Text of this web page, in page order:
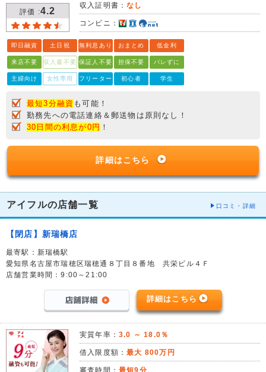
評価 :4.2
収入証明書：なし
コンビニ：
即日融資 土日祝 無利息あり おまとめ 低金利
来店不要 収入書不要 保証人不要 担保不要 バレずに
主婦向け 女性専用 フリーター 初心者 学生
最短3分融資 も可能！
勤務先への電話連絡＆郵送物は原則なし！
30日間の利息が0円 ！
詳細はこちら
アイフルの店舗一覧 口コミ・詳細
【閉店】新瑞橋店
最寄駅：新瑞橋駅
愛知県名古屋市瑞穂区瑞穂通８丁目８番地 共栄ビル４Ｆ
店舗営業時間：9:00～21:00
詳細はこちら
実質年率： 3.0 ～ 18.0％
借入限度額：最大 800万円